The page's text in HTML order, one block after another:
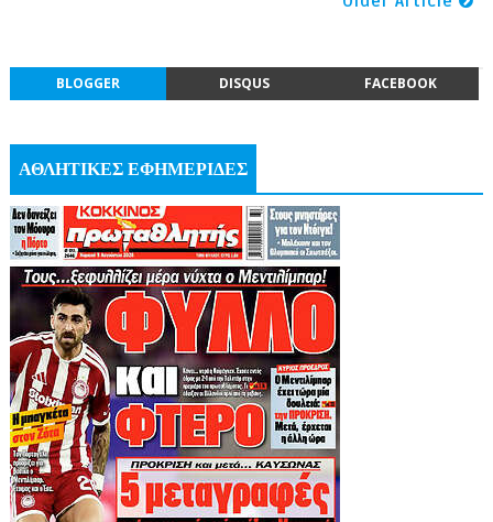
BLOGGER DISQUS FACEBOOK
ΑΘΛΗΤΙΚΕΣ ΕΦΗΜΕΡΙΔΕΣ